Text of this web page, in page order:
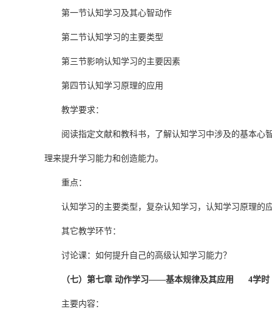
第一节认知学习及其心智动作
第二节认知学习的主要类型
第三节影响认知学习的主要因素
第四节认知学习原理的应用
教学要求：
阅读指定文献和教科书，了解认知学习中涉及的基本
理来提升学习能力和创造能力。
重点：
认知学习的主要类型，复杂认知学习，认知学习原理的
其它教学环节：
讨论课：如何提升自己的高级认知学习能力？
（七）第七章 动作学习——基本规律及其应用 4学时
主要内容：